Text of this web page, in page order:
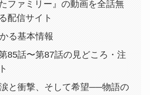
ファミリー』の動画を全話無
配信サイト
る基本情報
85話〜第87話の見どころ・注
と衝撃、そして希望──物語の